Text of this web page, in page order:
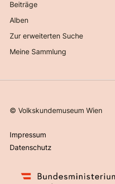
Beiträge
Alben
Zur erweiterten Suche
Meine Sammlung
©Volkskundemuseum Wien
Impressum
Datenschutz